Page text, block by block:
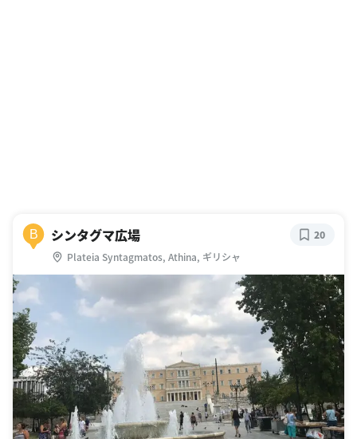
B シンタグマ広場
Plateia Syntagmatos, Athina, ギリシャ
20